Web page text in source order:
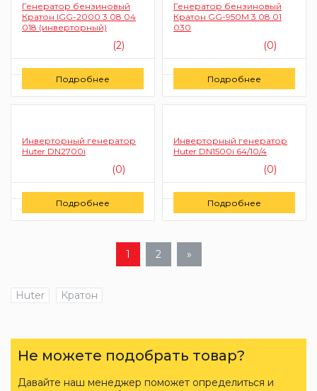
Генератор бензиновый
Кратон IGG-2000 3 08 04
018 (инверторный)
(2)
Заказать
Подробнее
Генератор бензиновый
Кратон GG-950М 3 08 01
030
(0)
Заказать
Подробнее
Инверторный генератор
Huter DN2700i
(0)
Заказать
Подробнее
Инверторный генератор
Huter DN1500i 64/10/4
(0)
Заказать
Подробнее
1 2 »
Huter Кратон
Не можете подобрать товар?
Давайте наш менеджер поможет определиться и